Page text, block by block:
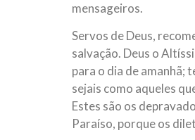
mensageiros.
Servos de Deus,
salvação. Deus o
para o dia de amanhã;
sejais como aqueles
Estes são os
Paraíso, porque os